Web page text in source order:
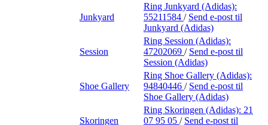
Junkyard
Ring Junkyard (Adidas):
55211584 / Send e-post til
Junkyard (Adidas)
Session
Ring Session (Adidas):
47202069 / Send e-post til
Session (Adidas)
Shoe Gallery
Ring Shoe Gallery (Adidas):
94840446 / Send e-post til
Shoe Gallery (Adidas)
Skoringen
Ring Skoringen (Adidas): 21
07 95 05 / Send e-post til